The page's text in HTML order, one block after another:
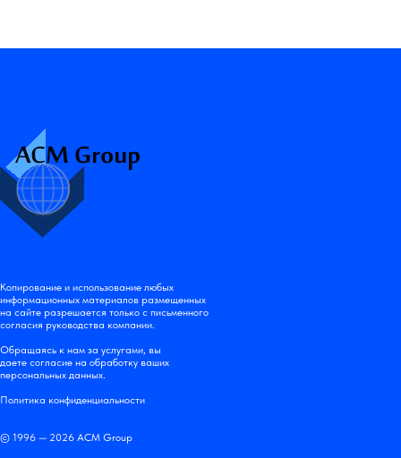
Копирование и использование любых
информационных материалов размещенных
на сайте разрешается только с письменного
согласия руководства компании.
Обращаясь к нам за услугами, вы
даете согласие на обработку ваших
персональных данных.
Политика конфиденциальности
© 1996 — 2026 АСМ Group